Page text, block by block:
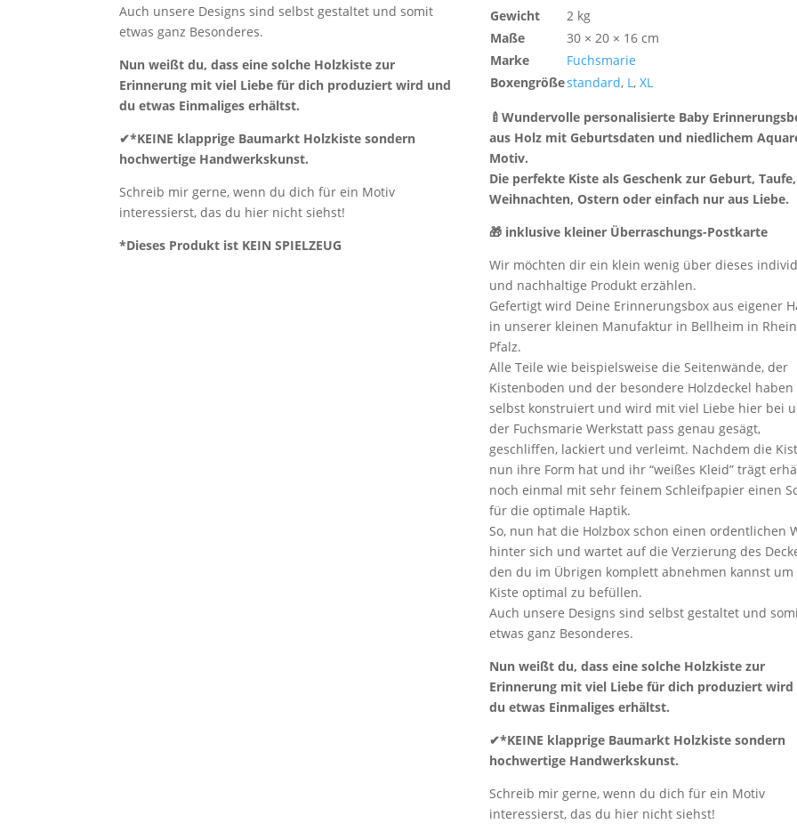
Auch unsere Designs sind selbst gestaltet und somit
etwas ganz Besonderes.
Nun weißt du, dass eine solche Holzkiste zur
Erinnerung mit viel Liebe für dich produziert wird und
du etwas Einmaliges erhältst.
✔*KEINE klapprige Baumarkt Holzkiste sondern
hochwertige Handwerkskunst.
Schreib mir gerne, wenn du dich für ein Motiv
interessierst, das du hier nicht siehst!
*Dieses Produkt ist KEIN SPIELZEUG
Gewicht
2 kg
Maße
30 × 20 × 16 cm
Marke
Fuchsmarie
Boxengrößestandard, L, XL
🍼Wundervolle personalisierte Baby
aus Holz mit Geburtsdaten und niedlichem
Motiv.
Die perfekte Kiste als Geschenk zur Geburt, Taufe,
Weihnachten, Ostern oder einfach nur aus Liebe.
🎁 inklusive kleiner Überraschungs-Postkarte
Wir möchten dir ein klein wenig über dieses
und nachhaltige Produkt erzählen.
Gefertigt wird Deine Erinnerungsbox aus eigener
in unserer kleinen Manufaktur in Bellheim in
Pfalz.
Alle Teile wie beispielsweise die Seitenwände, der
Kistenboden und der besondere Holzdeckel
selbst konstruiert und wird mit viel Liebe hier bei
der Fuchsmarie Werkstatt pass genau gesägt,
geschliffen, lackiert und verleimt. Nachdem die
nun ihre Form hat und ihr “weißes Kleid” trägt
noch einmal mit sehr feinem Schleifpapier einen
für die optimale Haptik.
So, nun hat die Holzbox schon einen ordentlichen
hinter sich und wartet auf die Verzierung des
den du im Übrigen komplett abnehmen kannst um
Kiste optimal zu befüllen.
Auch unsere Designs sind selbst gestaltet und
etwas ganz Besonderes.
Nun weißt du, dass eine solche Holzkiste zur
Erinnerung mit viel Liebe für dich produziert wird
du etwas Einmaliges erhältst.
✔*KEINE klapprige Baumarkt Holzkiste sondern
hochwertige Handwerkskunst.
Schreib mir gerne, wenn du dich für ein Motiv
interessierst, das du hier nicht siehst!